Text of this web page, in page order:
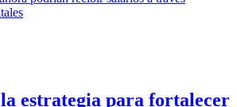
estrategia para fortalecer